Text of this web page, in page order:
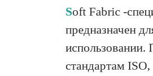
Soft Fabric -специально разработанный фирменный дышащий материал. Он
предназначен
использовании.
стандартам